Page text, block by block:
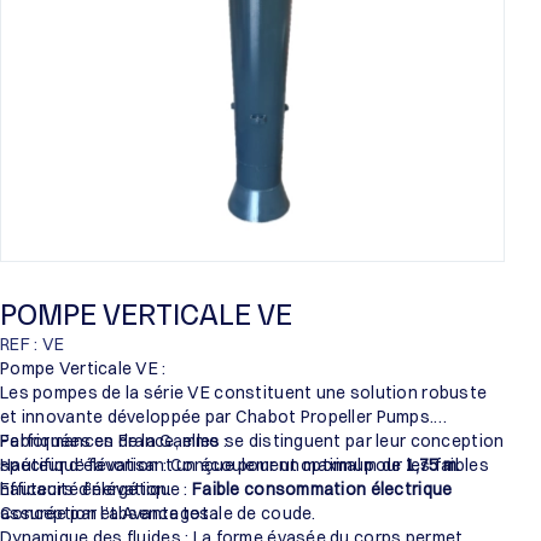
POMPE VERTICALE VE
REF : VE
Pompe Verticale VE :
Les pompes de la série VE constituent une solution robuste
et innovante développée par Chabot Propeller Pumps.
Fabriquées en France, elles se distinguent par leur conception
spécifique favorisant un écoulement optimal pour les faibles
hauteurs d’élévation.
Performances de la Gamme :
Hauteur d’élévation : Conçue pour un maximum de 1,75 m.
Efficacité énergétique : Faible consommation électrique
assurée par l’absence totale de coude.
Conception et Avantages :